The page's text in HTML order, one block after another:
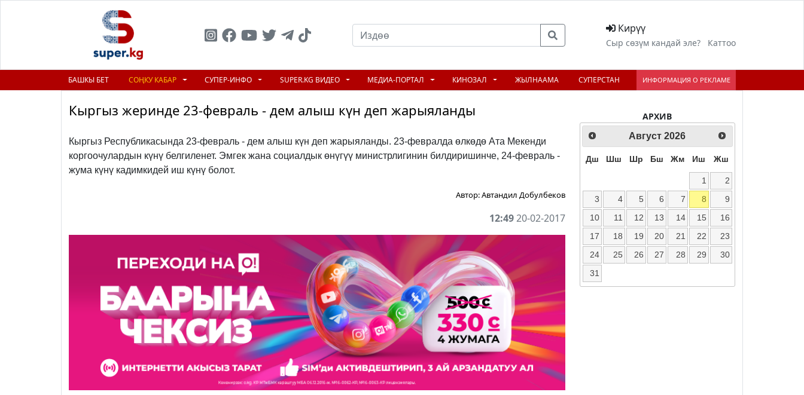
Кирүү
Сыр сөзүм кандай эле? Каттоо
БАШКЫ БЕТ СОҢКУ КАБАР СУПЕР-ИНФО SUPER.KG ВИДЕО МЕДИА-ПОРТАЛ КИНОЗАЛ ЖЫЛНААМА СУПЕРСТАН ИНФОРМАЦИЯ О РЕКЛАМЕ
Кыргыз жеринде 23-февраль - дем алыш күн деп жарыяланды
Кыргыз Республикасында 23-февраль - дем алыш күн деп жарыяланды. 23-февралда өлкөдө Ата Мекенди
коргоочулардын күнү белгиленет. Эмгек жана социалдык өнүгүү министрлигинин билдиришинче, 24-февраль -
жума күнү кадимкидей иш күнү болот.
Автор:Автандил Добулбеков
12:4920-02-2017
АРХИВ
Август 2026
Дш Шш Шр Бш Жм Иш Жш
1
2
3
4 5 6 7 8
9
10
11 12 13 14 15
16
17
18 19 20 21 22
23
24
25 26 27 28 29
30
31